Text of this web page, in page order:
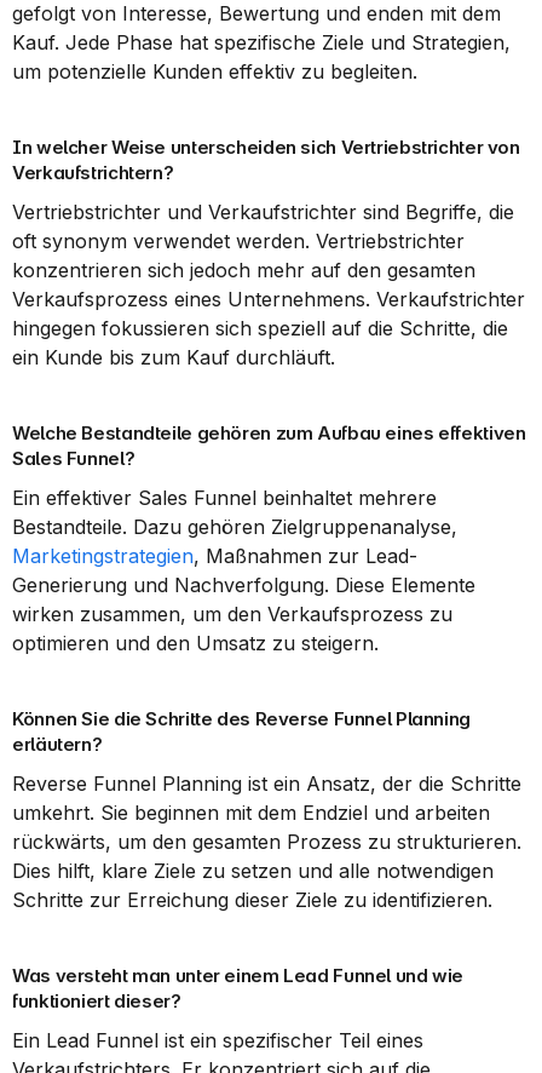
gefolgt von Interesse, Bewertung und enden mit dem
Kauf. Jede Phase hat spezifische Ziele und Strategien,
um potenzielle Kunden effektiv zu begleiten.
In welcher Weise unterscheiden sich Vertriebstrichter von
Verkaufstrichtern?
Vertriebstrichter und Verkaufstrichter sind Begriffe, die
oft synonym verwendet werden. Vertriebstrichter
konzentrieren sich jedoch mehr auf den gesamten
Verkaufsprozess eines Unternehmens. Verkaufstrichter
hingegen fokussieren sich speziell auf die Schritte, die
ein Kunde bis zum Kauf durchläuft.
Welche Bestandteile gehören zum Aufbau eines effektiven
Sales Funnel?
Ein effektiver Sales Funnel beinhaltet mehrere
Marketingstrategien, Maßnahmen zur Lead-
Generierung und Nachverfolgung. Diese Elemente
wirken zusammen, um den Verkaufsprozess zu
optimieren und den Umsatz zu steigern.
Können Sie die Schritte des Reverse Funnel Planning
erläutern?
Reverse Funnel Planning ist ein Ansatz, der die Schritte
umkehrt. Sie beginnen mit dem Endziel und arbeiten
rückwärts, um den gesamten Prozess zu strukturieren.
Dies hilft, klare Ziele zu setzen und alle notwendigen
Schritte zur Erreichung dieser Ziele zu identifizieren.
Was versteht man unter einem Lead Funnel und wie
funktioniert dieser?
Ein Lead Funnel ist ein spezifischer Teil eines